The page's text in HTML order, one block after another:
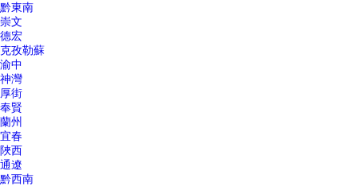
黔東南
崇文
德宏
克孜勒蘇
渝中
神灣
厚街
奉賢
蘭州
宜春
陜西
通遼
黔西南